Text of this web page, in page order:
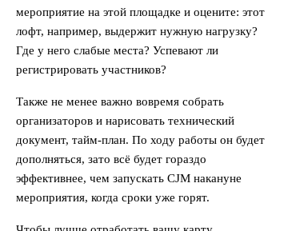
мероприятие на этой площадке и оцените: этот
лофт, например, выдержит нужную нагрузку?
Где у него слабые места? Успевают ли
регистрировать участников?
Также не менее важно вовремя собрать
организаторов и нарисовать технический
документ, тайм-план. По ходу работы он будет
дополняться, зато всё будет гораздо
эффективнее, чем запускать CJM накануне
мероприятия, когда сроки уже горят.